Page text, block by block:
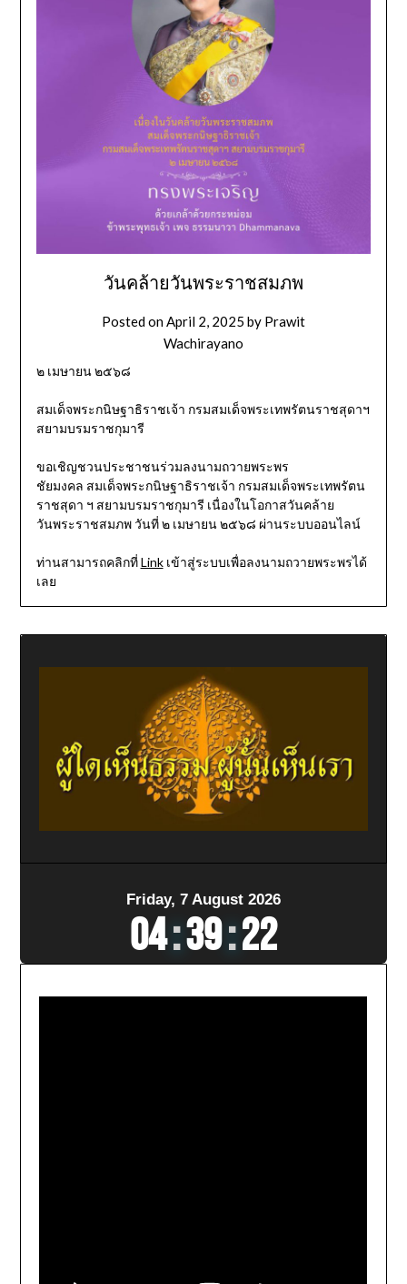
วันคล้ายวันพระราชสมภพ
Posted onApril 2, 2025 by Prawit
Wachirayano
๒ เมษายน ๒๕๖๘
สมเด็จพระกนิษฐาธิราชเจ้า กรมสมเด็จพระเทพรัตนราชสุดาฯ
สยามบรมราชกุมารี
ขอเชิญชวนประชาชนร่วมลงนามถวายพระพร
ชัยมงคล สมเด็จพระกนิษฐาธิราชเจ้า กรมสมเด็จพระเทพรัตน
ราชสุดา ฯ สยามบรมราชกุมารี เนื่องในโอกาสวันคล้าย
วันพระราชสมภพ วันที่ ๒ เมษายน ๒๕๖๘ ผ่านระบบออนไลน์
ท่านสามารถคลิกที่Linkเข้าสู่ระบบเพื่อลงนามถวายพระพรได้
เลย
Friday, 7 August 2026
04:39:24